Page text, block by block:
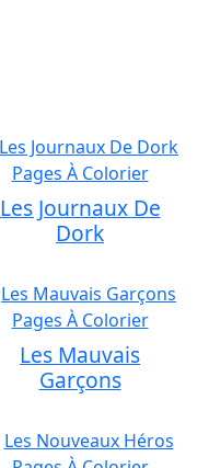
Les Journaux De
Dork
Les Mauvais
Garçons